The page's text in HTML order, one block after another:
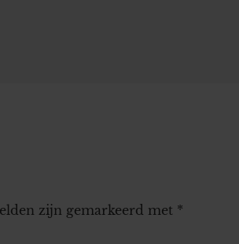
zijn gemarkeerd met *